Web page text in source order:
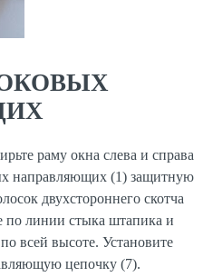
раму окна слева и справа
направляющих (1) защитную
двухстороннего скотча
линии стыка штапика и
всей высоте. Установите
цепочку (7).